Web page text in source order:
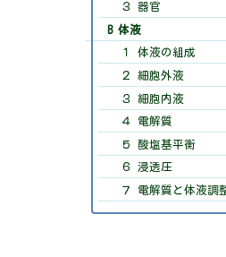
３ 器官
B 体液
１ 体液の組成
２ 細胞外液
３ 細胞内液
４ 電解質
５ 酸塩基平衡
６ 浸透圧
７ 電解質と体液調